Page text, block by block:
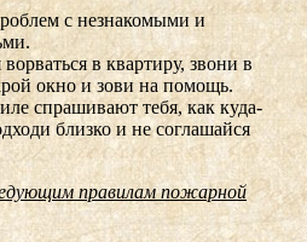
с незнакомыми и
в квартиру, звони в
окно и зови на помощь.
спрашивают тебя, как куда-
близко и не соглашайся
правилам пожарной